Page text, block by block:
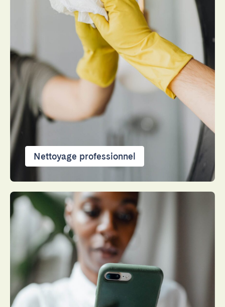
Nettoyage professionnel
Fermer
Choisir la langue
English
Français
Español
Português